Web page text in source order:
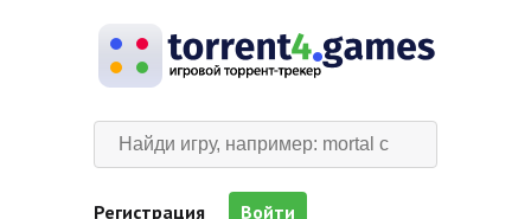
Регистрация Войти